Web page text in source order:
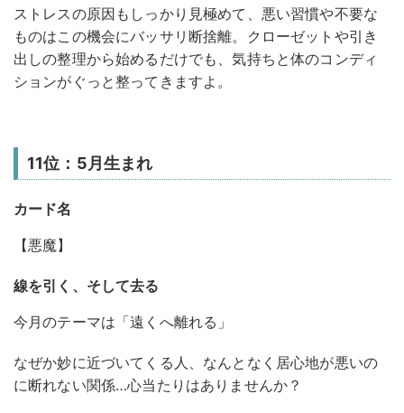
ストレスの原因もしっかり見極めて、悪い習慣や不要な
ものはこの機会にバッサリ断捨離。クローゼットや引き
出しの整理から始めるだけでも、気持ちと体のコンディ
ションがぐっと整ってきますよ。
11位：5月生まれ
カード名
【悪魔】
線を引く、そして去る
今月のテーマは「遠くへ離れる」
なぜか妙に近づいてくる人、なんとなく居心地が悪いの
に断れない関係…心当たりはありませんか？